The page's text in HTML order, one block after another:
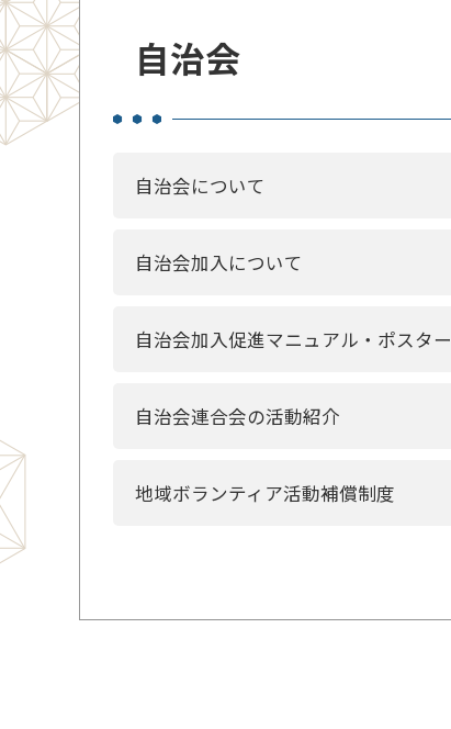
自治会
自治会について
自治会加入について
自治会加入促進マニュアル・ポスター
自治会連合会の活動紹介
地域ボランティア活動補償制度